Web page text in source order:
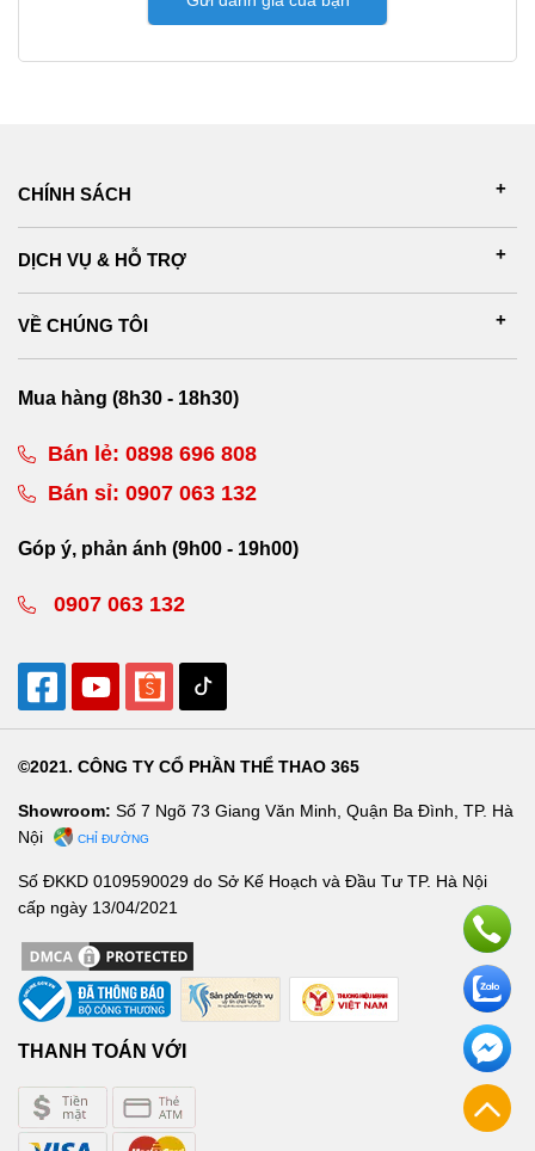
CHÍNH SÁCH
DỊCH VỤ & HỖ TRỢ
VỀ CHÚNG TÔI
Mua hàng (8h30 - 18h30)
Bán lẻ: 0898 696 808
Bán sỉ: 0907 063 132
Góp ý, phản ánh (9h00 - 19h00)
0907 063 132
©2021. CÔNG TY CỔ PHẦN THỂ THAO 365
Showroom: Số 7 Ngõ 73 Giang Văn Minh, Quận Ba Đình, TP. Hà
Nội
CHỈ ĐƯỜNG
Số ĐKKD 0109590029 do Sở Kế Hoạch và Đầu Tư TP. Hà Nội
cấp ngày 13/04/2021
THANH TOÁN VỚI